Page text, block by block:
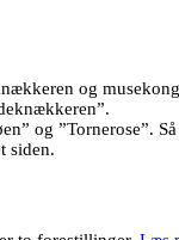
og
og ”Tornerose”.
siden.